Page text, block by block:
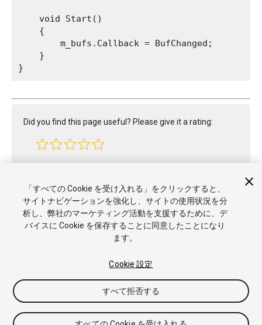
    void Start()
    {
        m_bufs.Callback = BufChanged;
    }
Did you find this page useful? Please give it a rating:
Copyright © 2021 Unity Technologies. Publication 2021.1
チュートリアル
ナレッジベース
ッキー
私の個人情報を販売または共有しない
「すべての Cookie を受け入れる」をクリックすると、
サイトナビゲーションを強化し、サイトの使用状況を分
析し、弊社のマーケティング活動を支援するために、デ
バイスに Cookie を保存することに同意したことになり
ます。
Cookie 設定
すべて拒否する